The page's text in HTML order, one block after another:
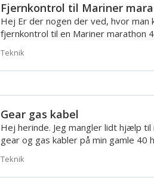
Fjernkontrol til Mariner
Hej Er der nogen der ved, hvor man
fjernkontrol til en Mariner marathon
Teknik
Gear gas kabel
Hej herinde. Jeg mangler lidt hjælp
gear og gas kabler på min gamle 40
Teknik